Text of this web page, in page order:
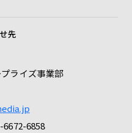
先
ライズ事業部
6672-6858